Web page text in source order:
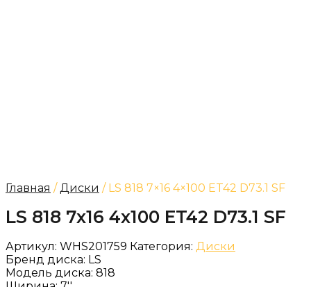
Главная /Диски / LS 818 7×16 4×100 ET42 D73.1 SF
LS 818 7x16 4x100 ET42 D73.1 SF
Артикул: WHS201759 Категория: Диски
Бренд диска: LS
Модель диска: 818